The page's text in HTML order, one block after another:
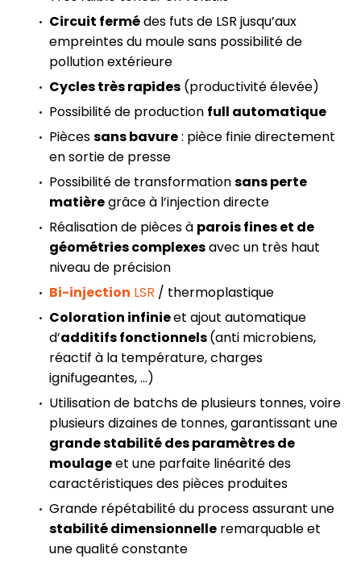
Circuit fermédes futs de LSR jusqu’aux
empreintes du moule sans possibilité de
pollution extérieure
Cycles très rapides (productivité élevée)
Possibilité de production full automatique
Piècessans bavure: pièce finie directement
en sortie de presse
Possibilité de transformationsans perte
matièregrâce à l’injection directe
Réalisation de pièces à parois fines et de
géométries complexesavec un très haut
niveau de précision
Bi-injection LSR / thermoplastique
Coloration infinieet ajout automatique
d’additifs fonctionnels(anti microbiens,
réactif à la température, charges
ignifugeantes, …)
Utilisation de batchs de plusieurs tonnes, voire
plusieurs dizaines de tonnes, garantissant une
grande stabilité des paramètres de
moulageet une parfaite linéarité des
caractéristiques des pièces produites
Grande répétabilité du process assurant une
stabilité dimensionnelle remarquable et
une qualité constante